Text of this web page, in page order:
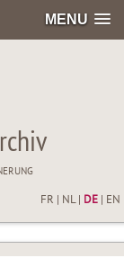
MENU
FR NL| DE| EN